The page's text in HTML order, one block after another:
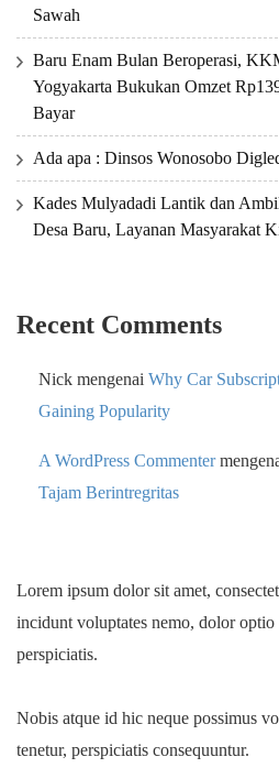
Sawah
Baru Enam Bulan Beroperasi,
Yogyakarta Bukukan Omzet
Bayar
Ada apa : Dinsos Wonosobo
Kades Mulyadadi Lantik dan
Desa Baru, Layanan Masyarakat
Recent Comments
Nick mengenai Why Car
Gaining Popularity
A WordPress Commenter
Tajam Berintregritas
Lorem ipsum dolor sit amet,
incidunt voluptates nemo, dolor
perspiciatis.
Nobis atque id hic neque possimus
tenetur, perspiciatis consequuntur.